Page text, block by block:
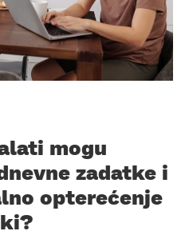
mogu
zadatke i
opterećenje